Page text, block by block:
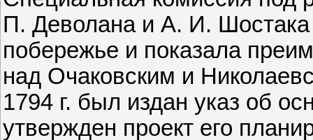
П. Деволана и А. И.
побережье и показала
над Очаковским и
1794 г. был издан указ об
утвержден проект его